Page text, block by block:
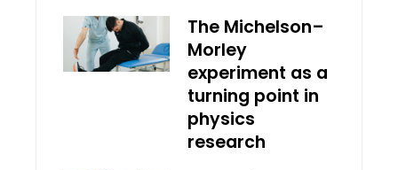
The Michelson–
Morley
experiment as a
turning point in
physics
research